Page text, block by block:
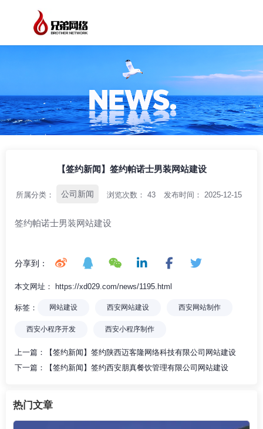
【签约新闻】签约帕诺士男装网站建设
所属分类： 公司新闻 浏览次数： 43 发布时间： 2025-12-15
签约帕诺士男装网站建设
分享到：
本文网址： https://xd029.com/news/1195.html
标签： 网站建设 西安网站建设 西安网站制作
西安小程序开发 西安小程序制作
上一篇：
【签约新闻】签约陕西迈客隆网络科技有限公司网站建设
下一篇：
【签约新闻】签约西安朋真餐饮管理有限公司网站建设
热门文章